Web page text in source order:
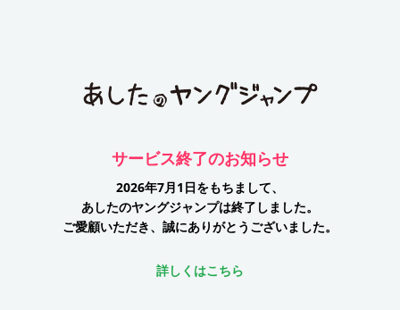
サービス終了のお知らせ
2026年7月1日をもちまして、
あしたのヤングジャンプは終了しました。
ご愛顧いただき、誠にありがとうございました。
詳しくはこちら